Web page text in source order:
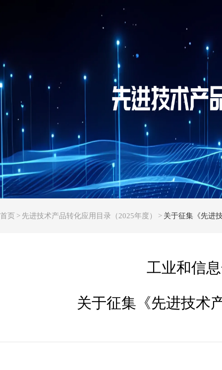
首页 > 先进技术产品转化应用目录（2025年度） > 关于征集《先进
工业和信
关于征集《先进技术